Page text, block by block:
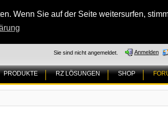
Wenn Sie auf der Seite weitersurfen,
Anmelden
Sie sind nicht angemeldet.
PRODUKTE RZ LÖSUNGEN SHOP